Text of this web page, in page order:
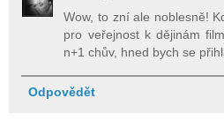
Wow, to zní ale noblesně!
pro veřejnost k dějinám
n+1 chův, hned bych se
Odpovědět